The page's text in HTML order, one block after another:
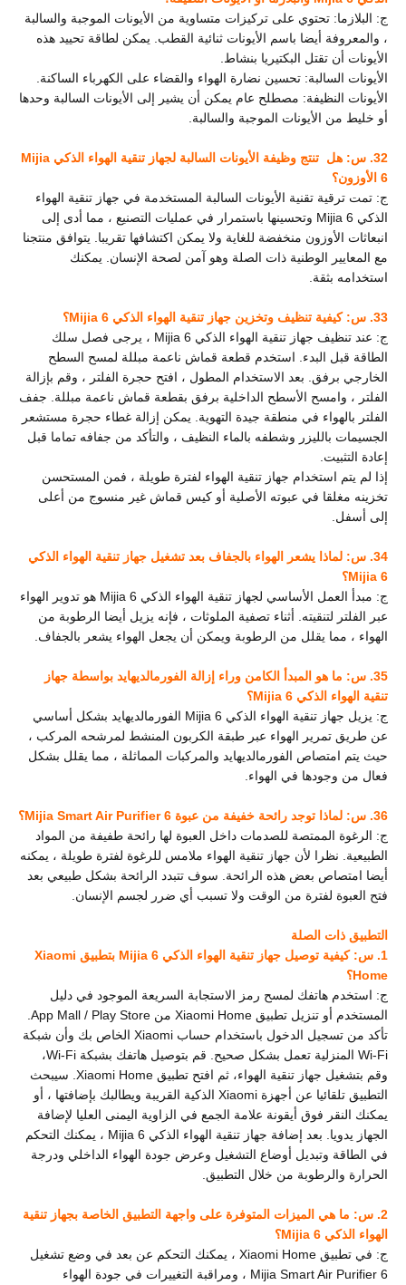
ج: البلازما: تحتوي على تركيزات متساوية من الأيونات الموجبة والسالبة
، والمعروفة أيضا باسم الأيونات ثنائية القطب. يمكن لطاقة تحييد هذه
الأيونات أن تقتل البكتيريا بنشاط.
الأيونات السالبة: تحسين نضارة الهواء والقضاء على الكهرباء الساكنة.
الأيونات النظيفة: مصطلح عام يمكن أن يشير إلى الأيونات السالبة وحدها
أو خليط من الأيونات الموجبة والسالبة.
32. س: هل
تنتج وظيفة الأيونات السالبة لجهاز تنقية الهواء الذكي Mijia
6 الأوزون؟
ج: تمت ترقية تقنية الأيونات السالبة المستخدمة في جهاز تنقية الهواء
الذكي Mijia 6 وتحسينها باستمرار في عمليات التصنيع ، مما أدى إلى
انبعاثات الأوزون منخفضة للغاية ولا يمكن اكتشافها تقريبا. يتوافق منتجنا
مع المعايير الوطنية ذات الصلة وهو آمن لصحة الإنسان. يمكنك
استخدامه بثقة.
33. س: كيفية تنظيف وتخزين جهاز تنقية الهواء الذكي Mijia 6؟
ج: عند تنظيف جهاز تنقية الهواء الذكي Mijia 6 ، يرجى فصل سلك
الطاقة قبل البدء. استخدم قطعة قماش ناعمة مبللة لمسح السطح
الخارجي برفق. بعد الاستخدام المطول ، افتح حجرة الفلتر ، وقم بإزالة
الفلتر ، وامسح الأسطح الداخلية برفق بقطعة قماش ناعمة مبللة. جفف
الفلتر بالهواء في منطقة جيدة التهوية. يمكن إزالة غطاء حجرة مستشعر
الجسيمات بالليزر وشطفه بالماء النظيف ، والتأكد من جفافه تماما قبل
إعادة التثبيت.
إذا لم يتم استخدام جهاز تنقية الهواء لفترة طويلة ، فمن المستحسن
تخزينه مغلقا في عبوته الأصلية أو كيس قماش غير منسوج من أعلى
إلى أسفل.
34. س: لماذا يشعر الهواء بالجفاف بعد تشغيل جهاز تنقية الهواء الذكي
Mijia 6؟
ج: مبدأ العمل الأساسي لجهاز تنقية الهواء الذكي Mijia 6 هو تدوير الهواء
عبر الفلتر لتنقيته. أثناء تصفية الملوثات ، فإنه يزيل أيضا الرطوبة من
الهواء ، مما يقلل من الرطوبة ويمكن أن يجعل الهواء يشعر بالجفاف.
35. س: ما هو المبدأ الكامن وراء إزالة الفورمالديهايد بواسطة جهاز
تنقية الهواء الذكي Mijia 6؟
ج: يزيل جهاز تنقية الهواء الذكي Mijia 6 الفورمالديهايد بشكل أساسي
عن طريق تمرير الهواء عبر طبقة الكربون المنشط لمرشحه المركب ،
حيث يتم امتصاص الفورمالديهايد والمركبات المماثلة ، مما يقلل بشكل
فعال من وجودها في الهواء.
36. س: لماذا توجد رائحة خفيفة من عبوة Mijia Smart Air Purifier 6؟
ج: الرغوة الممتصة للصدمات داخل العبوة لها رائحة طفيفة من المواد
الطبيعية. نظرا لأن جهاز تنقية الهواء ملامس للرغوة لفترة طويلة ، يمكنه
أيضا امتصاص بعض هذه الرائحة. سوف تتبدد الرائحة بشكل طبيعي بعد
فتح العبوة لفترة من الوقت ولا تسبب أي ضرر لجسم الإنسان.
التطبيق ذات الصلة
1. س: كيفية توصيل جهاز تنقية الهواء الذكي Mijia 6 بتطبيق Xiaomi
Home؟
ج: استخدم هاتفك لمسح رمز الاستجابة السريعة الموجود في دليل
المستخدم أو تنزيل تطبيق Xiaomi Home
من App Mall / Play Store.
تأكد من تسجيل الدخول باستخدام حساب Xiaomi الخاص بك وأن شبكة
Wi-Fi المنزلية تعمل بشكل صحيح. قم بتوصيل هاتفك بشبكة Wi-Fi،
وقم بتشغيل جهاز تنقية الهواء، ثم افتح تطبيق Xiaomi Home. سيبحث
التطبيق تلقائيا عن أجهزة Xiaomi الذكية القريبة ويطالبك بإضافتها ، أو
يمكنك النقر فوق أيقونة علامة الجمع في الزاوية اليمنى العليا لإضافة
الجهاز يدويا. بعد إضافة جهاز تنقية الهواء الذكي Mijia 6 ، يمكنك التحكم
في الطاقة وتبديل أوضاع التشغيل وعرض جودة الهواء الداخلي ودرجة
الحرارة والرطوبة من خلال التطبيق.
2. س: ما هي الميزات المتوفرة على واجهة التطبيق الخاصة بجهاز تنقية
الهواء الذكي Mijia 6؟
ج: في تطبيق Xiaomi Home ، يمكنك التحكم عن بعد في وضع تشغيل
Mijia Smart Air Purifier 6 ، ومراقبة التغييرات في جودة الهواء